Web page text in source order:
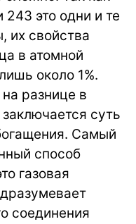
это одни и те
их свойства
в атомной
около 1%.
разнице в
суть
Самый
способ
газовая
соединения